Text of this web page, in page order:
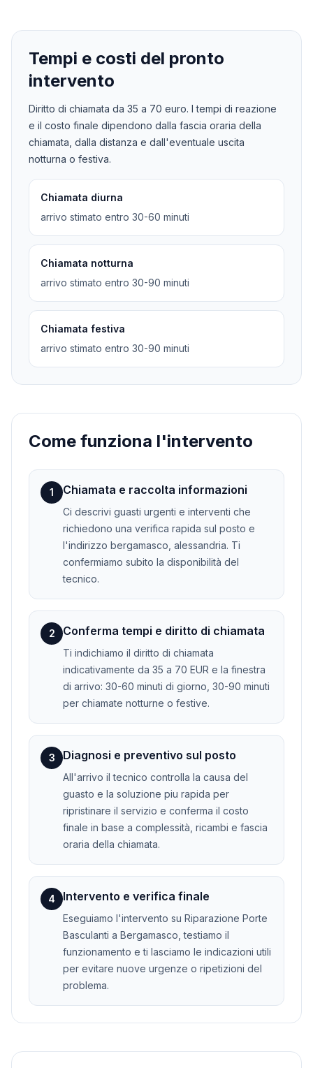
Tempi e costi del pronto
intervento
Diritto di chiamata da 35 a 70 euro. I tempi di reazione
e il costo finale dipendono dalla fascia oraria della
chiamata, dalla distanza e dall'eventuale uscita
notturna o festiva.
Chiamata diurna
arrivo stimato entro 30-60 minuti
Chiamata notturna
arrivo stimato entro 30-90 minuti
Chiamata festiva
arrivo stimato entro 30-90 minuti
Come funziona l'intervento
1 Chiamata e raccolta informazioni
Ci descrivi guasti urgenti e interventi che
richiedono una verifica rapida sul posto e
l'indirizzo bergamasco, alessandria. Ti
confermiamo subito la disponibilità del
tecnico.
2 Conferma tempi e diritto di chiamata
Ti indichiamo il diritto di chiamata
indicativamente da 35 a 70 EUR e la finestra
di arrivo: 30-60 minuti di giorno, 30-90 minuti
per chiamate notturne o festive.
3 Diagnosi e preventivo sul posto
All'arrivo il tecnico controlla la causa del
guasto e la soluzione piu rapida per
ripristinare il servizio e conferma il costo
finale in base a complessità, ricambi e fascia
oraria della chiamata.
4 Intervento e verifica finale
Eseguiamo l'intervento su Riparazione Porte
Basculanti a Bergamasco, testiamo il
funzionamento e ti lasciamo le indicazioni utili
per evitare nuove urgenze o ripetizioni del
problema.